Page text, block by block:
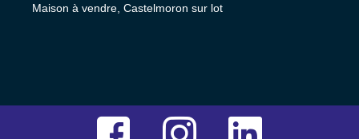
Maison à vendre, Castelmoron sur lot